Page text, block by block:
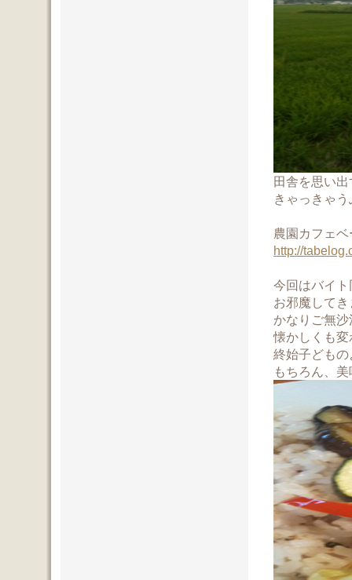
田舎を思い
きゃっきゃ
農園カフェ
http://
今回はバイ
お邪魔して
かなりご無
懐かしくも
終始子ども
もちろん、